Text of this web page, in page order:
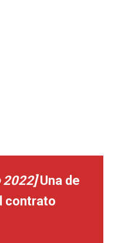
2022]Una de
contrato